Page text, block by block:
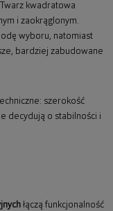
kwadratowa
i zaokrąglonym.
wyboru, natomiast
bardziej zabudowane
szerokość
decydują o stabilności i
łączą funkcjonalność